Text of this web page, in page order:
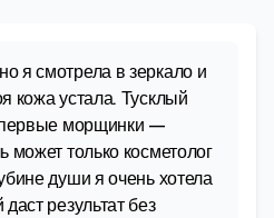
я смотрела в зеркало и
кожа устала. Тусклый
первые морщинки —
может только косметолог
души я очень хотела
результат без